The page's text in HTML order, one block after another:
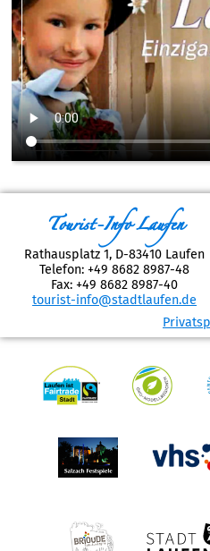
Tourist-Info Laufen
Rathausplatz 1, D-83410 Laufen
Telefon: +49 8682 8987-48
Fax: +49 8682 8987-40
tourist-info@stadtlaufen.de